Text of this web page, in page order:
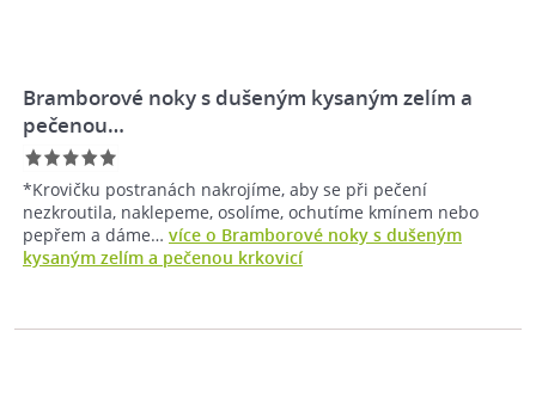
Bramborové noky s dušeným kysaným zelím a
pečenou…
*Krovičku postranách nakrojíme, aby se při pečení
nezkroutila, naklepeme, osolíme, ochutíme kmínem nebo
pepřem a dáme… více o Bramborové noky s dušeným
kysaným zelím a pečenou krkovicí